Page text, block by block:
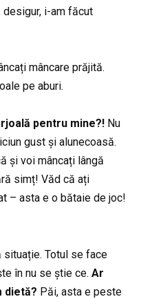
desigur, i-am făcut
mâncare prăjită.
pe aburi.
pentru mine?! Nu
gust și alunecoasă.
și voi mâncați lângă
simț! Văd că ați
– asta e o bătaie de joc!
Totul se face
în nu se știe ce. Ar
dietă? Păi, asta e peste